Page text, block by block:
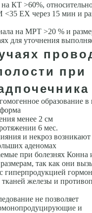
КТ >60%,
<35 ЕХ через 15 мин и
на МРТ >20 % и
для уточнения
при
образование
менее 2 см
6 мес.
и некроз возникают
аденомах
при болезнях Конна
так как они
гиперпродукцией
железы и
не позволяет
и